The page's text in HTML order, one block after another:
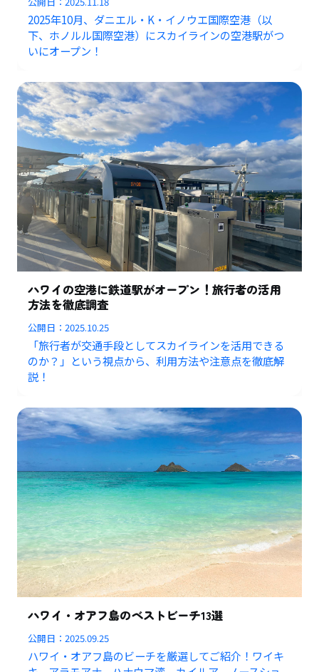
2025年10月、ダニエル・K・イノウエ国際空港（以
下、ホノルル国際空港）にスカイラインの空港駅がつ
いにオープン！
ハワイの空港に鉄道駅がオープン！旅行者の活用
方法を徹底調査
公開日：2025.10.25
「旅行者が交通手段としてスカイラインを活用できる
のか？」という視点から、利用方法や注意点を徹底解
説！
ハワイ・オアフ島のベストビーチ13選
公開日：2025.09.25
ハワイ・オアフ島のビーチを厳選してご紹介！ワイキ